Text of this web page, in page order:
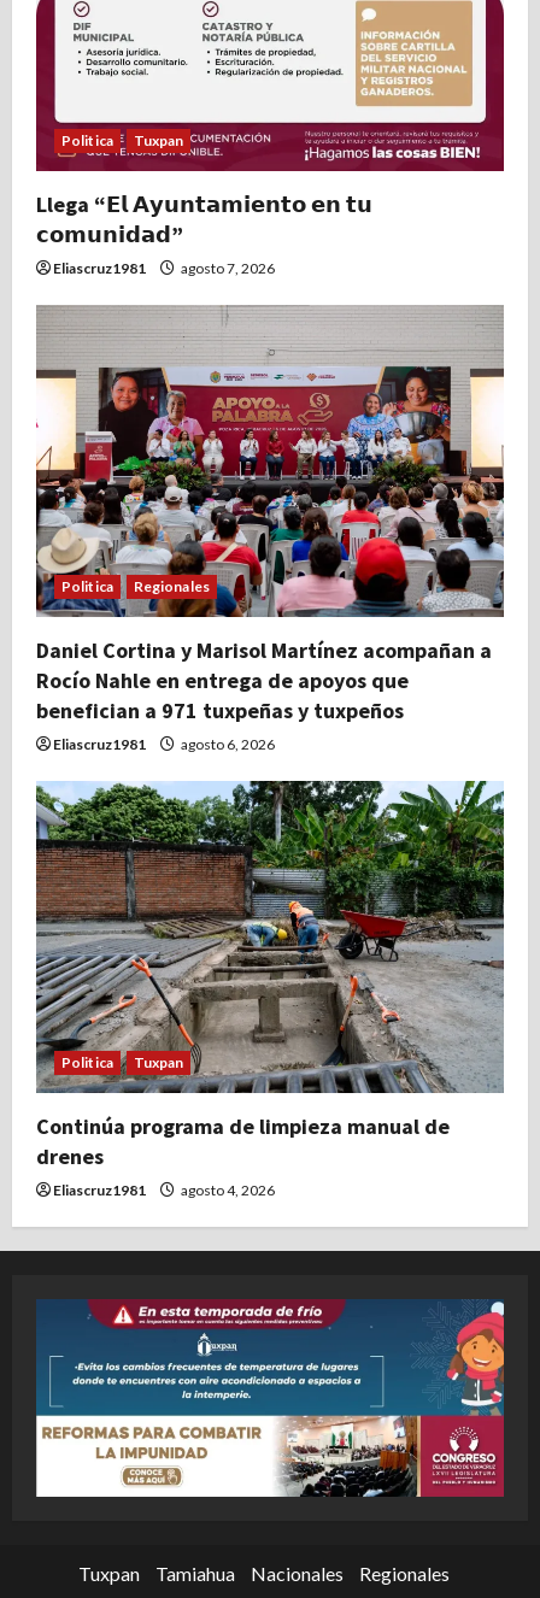
Politica Tuxpan
Llega “𝗘𝗹 𝗔𝘆𝘂𝗻𝘁𝗮𝗺𝗶𝗲𝗻𝘁𝗼 𝗲𝗻 𝘁𝘂
𝗰𝗼𝗺𝘂𝗻𝗶𝗱𝗮𝗱”
Eliascruz1981 agosto 7, 2026
Politica Regionales
Daniel Cortina y Marisol Martínez acompañan a
Rocío Nahle en entrega de apoyos que
benefician a 971 tuxpeñas y tuxpeños
Eliascruz1981 agosto 6, 2026
Politica Tuxpan
Continúa programa de limpieza manual de
drenes
Eliascruz1981 agosto 4, 2026
Tuxpan Tamiahua Nacionales
Regionales